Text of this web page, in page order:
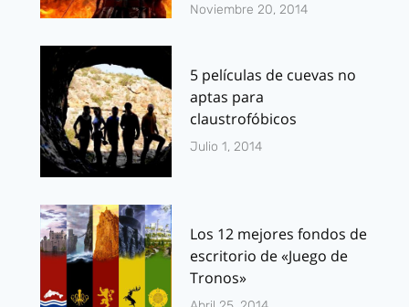
Noviembre 20, 2014
5 películas de cuevas no
aptas para
claustrofóbicos
Julio 1, 2014
Los 12 mejores fondos de
escritorio de «Juego de
Tronos»